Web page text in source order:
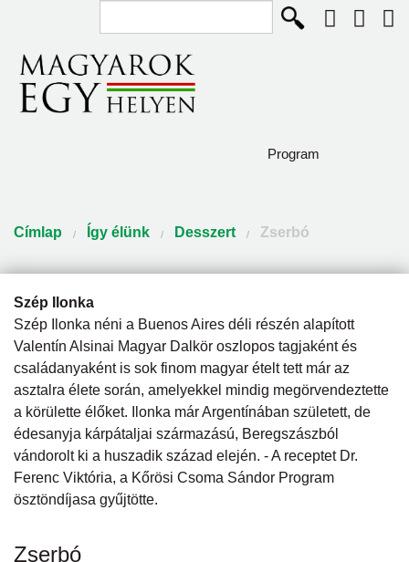
Program
Így élünk
Pályázat
Csodaszarvas program
Naptár
Partnereink
Jelenlegi hely
Címlap Így élünk Desszert Zserbó
Szép Ilonka
Szép Ilonka néni a Buenos Aires déli részén alapított
Valentín Alsinai Magyar Dalkör oszlopos tagjaként és
családanyaként is sok finom magyar ételt tett már az
asztalra élete során, amelyekkel mindig megörvendeztette
a körülette élőket. Ilonka már Argentínában született, de
édesanyja kárpátaljai származású, Beregszászból
vándorolt ki a huszadik század elején. - A receptet Dr.
Ferenc Viktória, a Kőrösi Csoma Sándor Program
ösztöndíjasa gyűjtötte.
Zserbó